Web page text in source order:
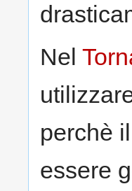
Nel
perchè
essere